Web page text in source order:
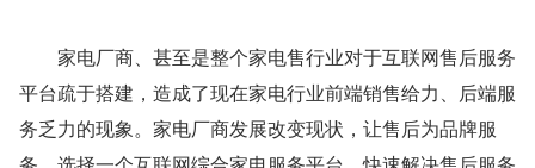
家电厂商、甚至是整个家电售行业对于互联网售后服务
平台疏于搭建，造成了现在家电行业前端销售给力、后端服
务乏力的现象。家电厂商发展改变现状，让售后为品牌服